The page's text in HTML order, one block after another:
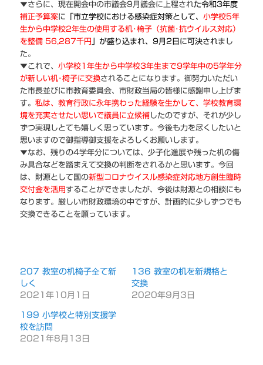
▼さらに、現在開会中の市議会9月議会に上程された令和3年度
補正予算案に 「市立学校における感染症対策として、小学校5年
生から中学校2年生の使用する机･椅子（抗菌･抗ウイルス対応）
を整備 56,287千円
」が盛り込まれ、9月2日に可決されまし
た。
▼これで、小学校1年生から中学校3年生まで9学年中の5学年分
が新しい机･椅子に交換されることになります。御努力いただい
た市長並びに市教育委員会、市財政当局の皆様に感謝申し上げま
す。私は、教育行政に永年携わった経験を生かして、学校教育環
境を充実させたい思いで議員に立候補したのですが、それが少し
ずつ実現しとても嬉しく思っています。今後も力を尽くしたいと
思いますので御指導御支援をよろしくお願いします。
▼なお、残りの4学年分については、少子化進展や残った机の傷
み具合などを踏まえて交換の判断をされるかと思います。今回
は、財源として国の新型コロナウイスル感染症対応地方創生臨時
交付金を活用することができましたが、今後は財源との相談にも
なります。厳しい市財政環境の中ですが、計画的に少しずつでも
交換できることを願っています。
207 教室の机椅子全て新
しく
2021年10月1日
136 教室の机を新規格と
交換
2020年9月3日
199 小学校と特別支援学
校を訪問
2021年8月13日